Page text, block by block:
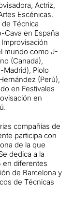
Actriz,
Escénicas.
de Técnica
Cava en España
mundo como J-
(Canadá),
Madrid), Piolo
(Perú),
en Festivales
en
compañías de
participa con
de la que
dedica a la
en diferentes
de Barcelona y
de Técnicas